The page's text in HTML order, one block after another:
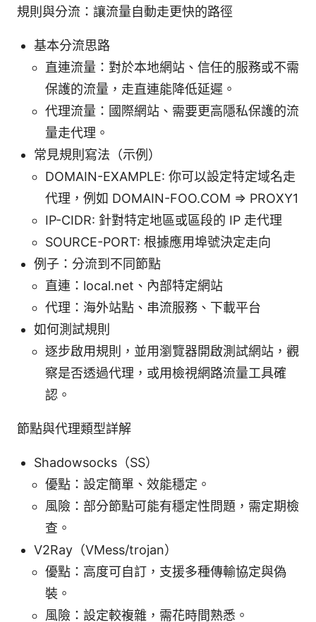
規則與分流：讓流量自動走更快的路徑
基本分流思路
直連流量：對於本地網站、信任的服務或不需
保護的流量，走直連能降低延遲。
代理流量：國際網站、需要更高隱私保護的流
量走代理。
常見規則寫法（示例）
DOMAIN-EXAMPLE: 你可以設定特定域名走
代理，例如 DOMAIN-FOO.COM => PROXY1
IP-CIDR: 針對特定地區或區段的 IP 走代理
SOURCE-PORT: 根據應用埠號決定走向
例子：分流到不同節點
直連：local.net、內部特定網站
代理：海外站點、串流服務、下載平台
如何測試規則
逐步啟用規則，並用瀏覽器開啟測試網站，觀
察是否透過代理，或用檢視網路流量工具確
認。
節點與代理類型詳解
Shadowsocks（SS）
優點：設定簡單、效能穩定。
風險：部分節點可能有穩定性問題，需定期檢
查。
V2Ray（VMess/trojan）
優點：高度可自訂，支援多種傳輸協定與偽
裝。
風險：設定較複雜，需花時間熟悉。